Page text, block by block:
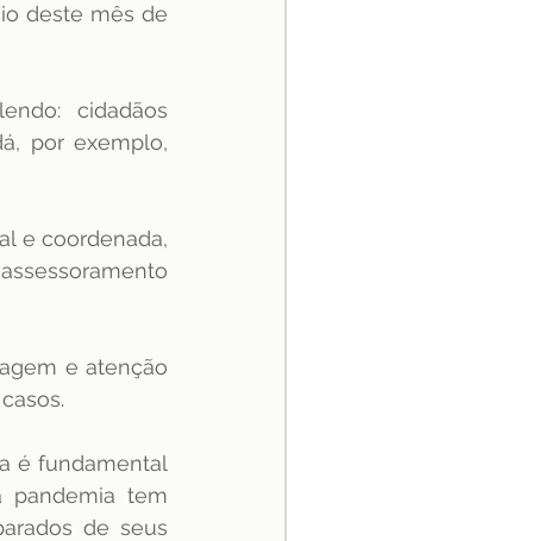
deste mês de
cidadãos
por exemplo,
e coordenada,
e atenção
é fundamental
pandemia tem
de seus